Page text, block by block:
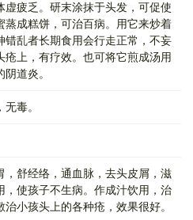
虚疲乏。研末涂抹于头发，可促使
蒸成糕饼，可治百病。用它来炒着
错乱者长期食用会行走正常，不妄
疮上，有疗效。也可将它煎成汤用
道炎。
毒。
舒经络，通血脉，去头皮屑，滋
，使孩子不生病。作成汁饮用，治
小孩头上的各种疮，效果很好。